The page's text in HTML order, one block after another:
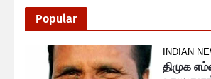
Popular
INDIAN
திமுக